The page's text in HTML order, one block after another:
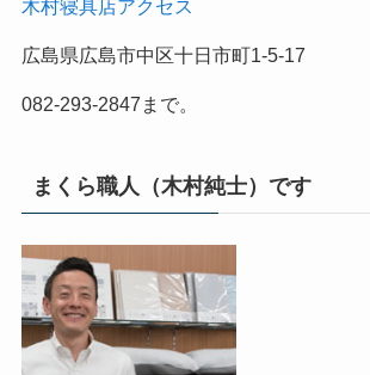
木村寝具店アクセス
広島県広島市中区十日市町1-5-17
082-293-2847まで。
まくら職人（木村純士）です